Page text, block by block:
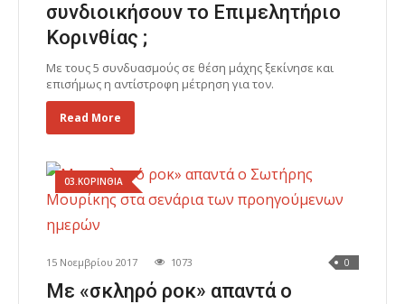
συνδιοικήσουν το Επιμελητήριο
Κορινθίας ;
Με τους 5 συνδυασμούς σε θέση μάχης ξεκίνησε και
επισήμως η αντίστροφη μέτρηση για τον.
Read More
03.ΚΟΡΙΝΘΙΑ
15 Νοεμβρίου 2017 1073 0
Με «σκληρό ροκ» απαντά ο